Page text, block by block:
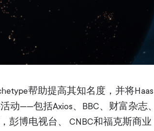
帮助提高其知名度，并将Haas
——包括Axios、BBC、财富杂志、
彭博电视台、 CNBC和福克斯商业